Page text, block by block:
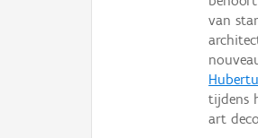
van
tijdens
art